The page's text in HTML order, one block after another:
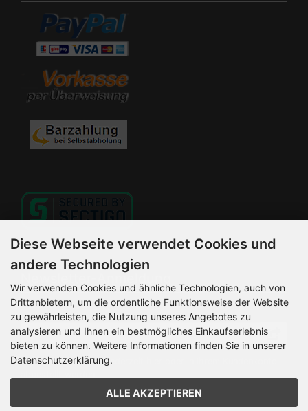
Newsletter-Anmeldung
E-Mail-Adresse:
Der Newsletter kann jederzeit hier oder in Ihrem Kundenkonto
Diese Webseite verwendet Cookies und
andere Technologien
Wir verwenden Cookies und ähnliche Technologien, auch von
Drittanbietern, um die ordentliche Funktionsweise der Website
zu gewährleisten, die Nutzung unseres Angebotes zu
analysieren und Ihnen ein bestmögliches Einkaufserlebnis
bieten zu können. Weitere Informationen finden Sie in unserer
Datenschutzerklärung.
ALLE AKZEPTIEREN